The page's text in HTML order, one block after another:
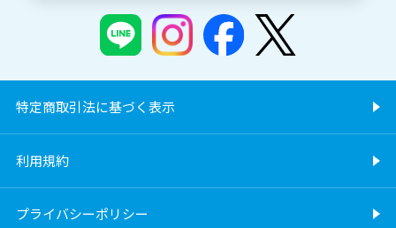
特定商取引法に基づく表示
利用規約
プライバシーポリシー